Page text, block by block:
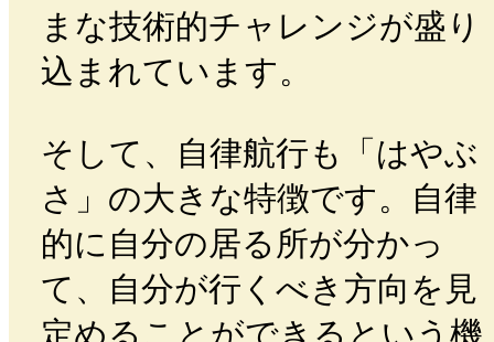
まな技術的チャレンジが盛り
込まれています。
そして、自律航行も「はやぶ
さ」の大きな特徴です。自律
的に自分の居る所が分かっ
て、自分が行くべき方向を見
定めることができるという機